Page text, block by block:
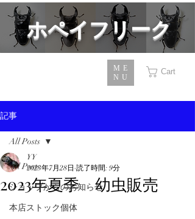
​ホペイフリーク
ME
NU
Cart
記事
All Posts
ショップからのお知らせ
本店ストック個体
All Posts
2023年夏季 幼虫販売
YY
2023年7月28日 読了時間: 9分